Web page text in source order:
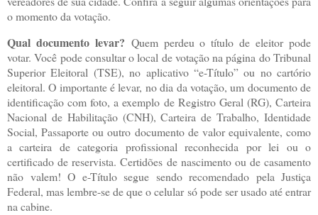
o momento da votação.
Qual documento levar? Quem perdeu o título de eleitor pode
votar. Você pode consultar o local de votação na página do Tribunal
Superior Eleitoral (TSE), no aplicativo “e-Título” ou no cartório
eleitoral. O importante é levar, no dia da votação, um documento de
identificação com foto, a exemplo de Registro Geral (RG), Carteira
Nacional de Habilitação (CNH), Carteira de Trabalho, Identidade
Social, Passaporte ou outro documento de valor equivalente, como
a carteira de categoria profissional reconhecida por lei ou o
certificado de reservista. Certidões de nascimento ou de casamento
não valem! O e-Título segue sendo recomendado pela Justiça
Federal, mas lembre-se de que o celular só pode ser usado até entrar
na cabine.